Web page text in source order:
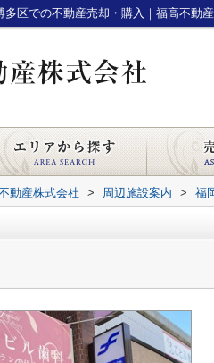
区での不動産売却・購入｜福高不動
動産株式会社 > 周辺施設案内 > 福